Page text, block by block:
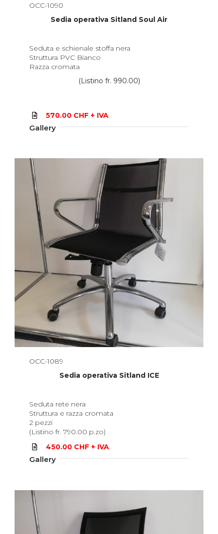
OCC-1090
Sedia operativa Sitland Soul Air
Seduta e schienale stoffa nera
Struttura PVC Bianco
Razza cromata
(Listino fr. 990.00)
570.00 CHF + IVA
Gallery
OCC-1089
Sedia operativa Sitland ICE
Seduta rete nera
Struttura e razza cromata
2 pezzi
(Listino fr. 790.00 p.zo)
450.00 CHF + IVA
Gallery